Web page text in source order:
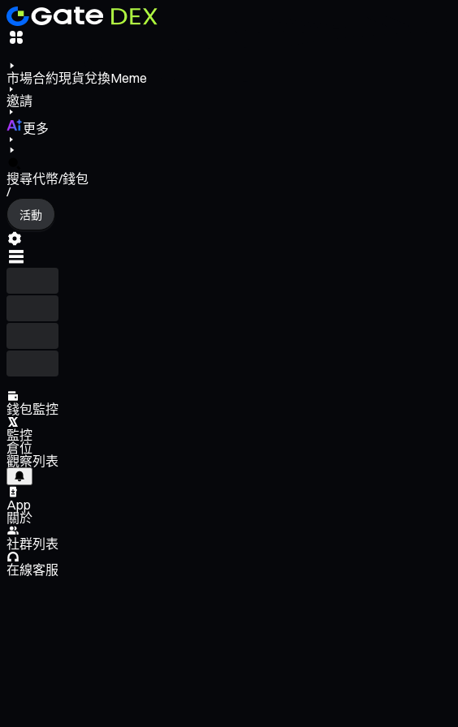
市場合約現貨兌換Meme
邀請
更多
搜尋代幣/錢包
/
活動
錢包監控
監控
倉位
觀察列表
App
關於
社群列表
在線客服